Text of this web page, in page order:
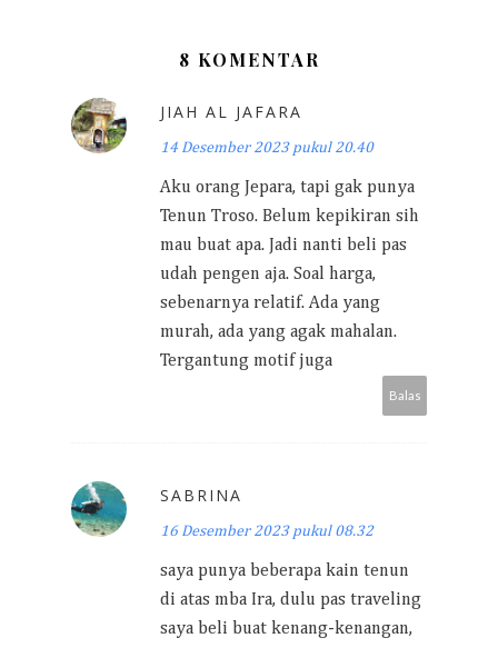
8 KOMENTAR
JIAH AL JAFARA
14 Desember 2023 pukul 20.40
Aku orang Jepara, tapi gak punya
Tenun Troso. Belum kepikiran sih
mau buat apa. Jadi nanti beli pas
udah pengen aja. Soal harga,
sebenarnya relatif. Ada yang
murah, ada yang agak mahalan.
Tergantung motif juga
Balas
SABRINA
16 Desember 2023 pukul 08.32
saya punya beberapa kain tenun
di atas mba Ira, dulu pas traveling
saya beli buat kenang-kenangan,